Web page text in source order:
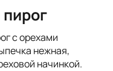
с орехами
нежная,
начинкой.